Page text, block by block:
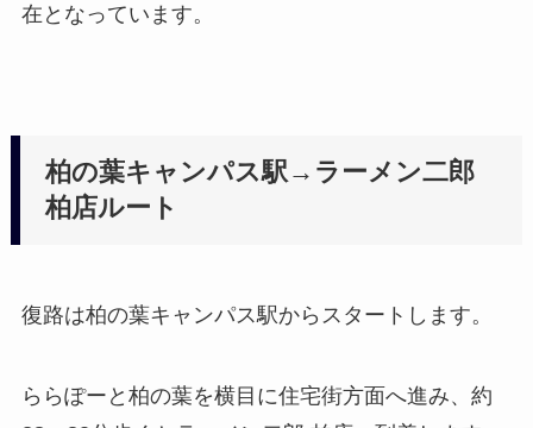
在となっています。
柏の葉キャンパス駅→ラーメン二郎
柏店ルート
復路は柏の葉キャンパス駅からスタートします。
ららぽーと柏の葉を横目に住宅街方面へ進み、約